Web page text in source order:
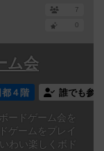
7
0
ム会
４階 誰でも参加
ードゲーム会を
ゲームをプレイ
わい楽しくボド